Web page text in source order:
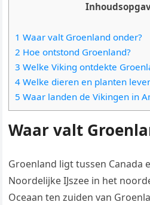
1 Waar valt Groenland onder?
2 Hoe ontstond Groenland?
3 Welke Viking ontdekte
4 Welke dieren en planten
5 Waar landen de Vikingen in
Waar valt
Groenland ligt tussen Canada
Noordelijke IJszee in het
Oceaan ten zuiden van